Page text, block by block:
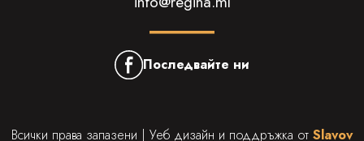
Последвайте ни
Всички права запазени | Уеб дизайн и поддръжка от Slavov